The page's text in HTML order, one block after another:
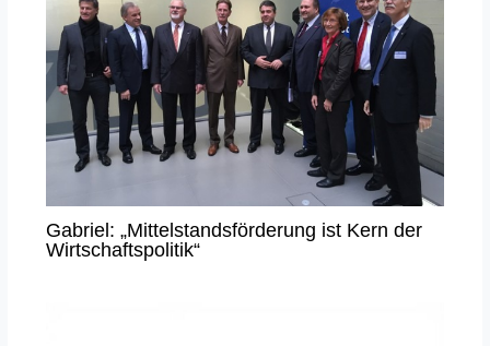
Gabriel: „Mittelstandsförderung ist Kern der
Wirtschaftspolitik“